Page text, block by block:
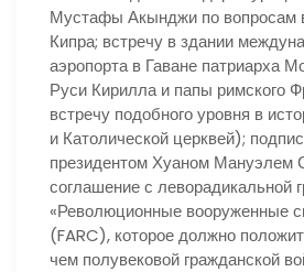
Мустафы Акынджи по вопросам
Кипра; встречу в здании
аэропорта в Гаване патриарха
Руси Кирилла и папы римского
встречу подобного уровня в
и Католической церквей);
президентом Хуаном Мануэлем
соглашение с леворадикальной
«Революционные вооруженные
(FARC), которое должно
чем полувековой гражданской